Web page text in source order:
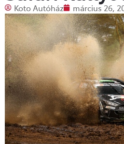
Koto Autóház március 26,